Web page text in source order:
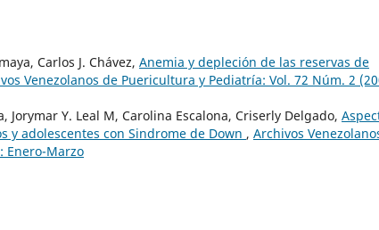
Carlos J. Chávez, Anemia y depleción de las reservas de
Venezolanos de Puericultura y Pediatría: Vol. 72 Núm. 2
Jorymar Y. Leal M, Carolina Escalona, Criserly Delgado,
adolescentes con Sindrome de Down , Archivos
Enero-Marzo